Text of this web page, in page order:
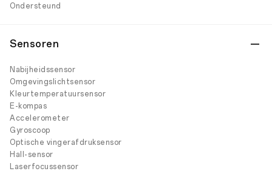
Ondersteund
Sensoren
Nabijheidssensor
Omgevingslichtsensor
Kleurtemperatuursensor
E-kompas
Accelerometer
Gyroscoop
Optische vingerafdruksensor
Hall-sensor
Laserfocussensor